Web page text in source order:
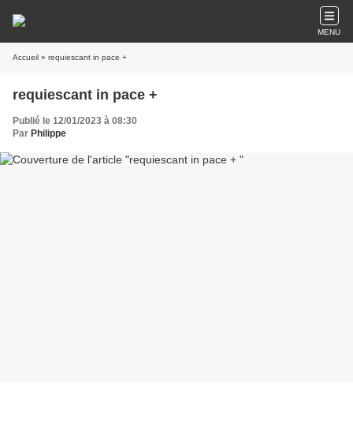
MENU
Accueil » requiescant in pace +
requiescant in pace +
Publié le 12/01/2023 à 08:30
Par Philippe